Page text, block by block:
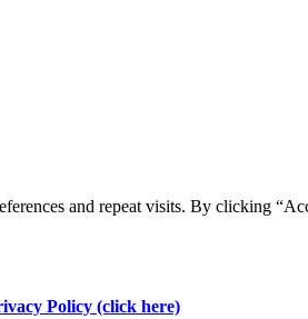
and repeat visits. By clicking
Policy (click here)